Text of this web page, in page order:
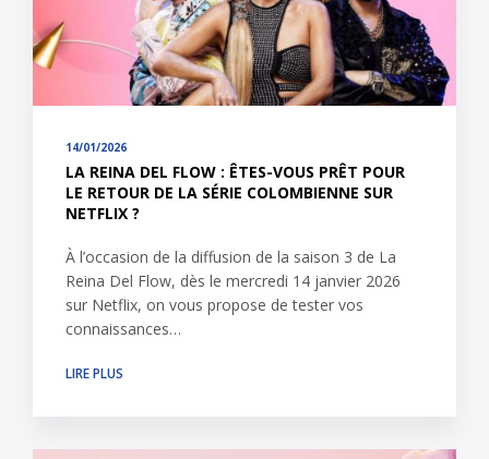
14/01/2026
LA REINA DEL FLOW : ÊTES-VOUS PRÊT POUR
LE RETOUR DE LA SÉRIE COLOMBIENNE SUR
NETFLIX ?
À l’occasion de la diffusion de la saison 3 de La
Reina Del Flow, dès le mercredi 14 janvier 2026
sur Netflix, on vous propose de tester vos
connaissances…
LIRE PLUS